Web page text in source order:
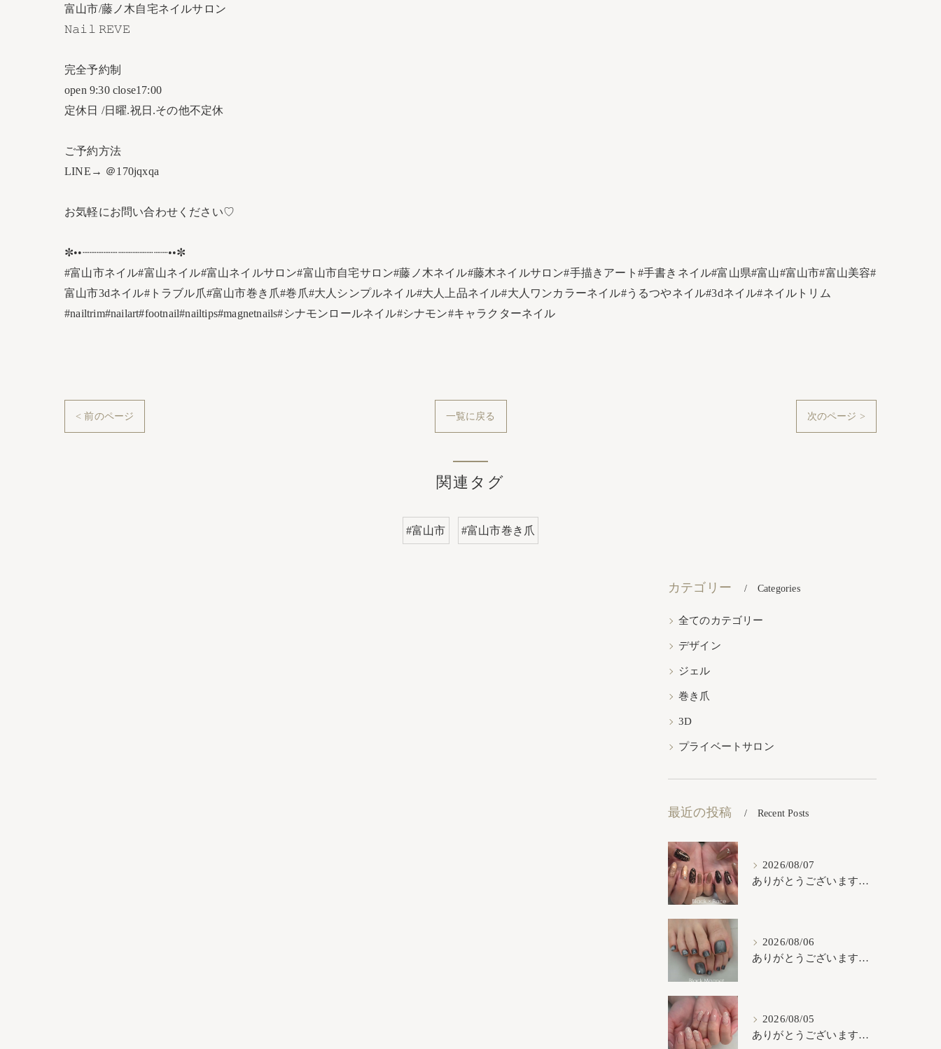
富山市/藤ノ木自宅ネイルサロン
𝙽𝚊𝚒𝚕 𝚁𝙴𝚅𝙴
完全予約制
open 9:30 close17:00
定休日 /日曜.祝日.その他不定休
ご予約方法
LINE→ ＠170jqxqa
お気軽にお問い合わせください♡
✼••┈┈┈┈┈┈┈┈┈┈┈┈••✼
#富山市ネイル#富山ネイル#富山ネイルサロン#富山市自宅サロン#藤ノ木ネイル#藤木ネイルサロン#手描きアート#手書きネイル#富山県#富山#富山市#富山美容#
富山市3dネイル#トラブル爪#富山市巻き爪#巻爪#大人シンプルネイル#大人上品ネイル#大人ワンカラーネイル#うるつやネイル#3dネイル#ネイルトリム
#nailtrim#nailart#footnail#nailtips#magnetnails#シナモンロールネイル#シナモン#キャラクターネイル
< 前のページ 一覧に戻る 次のページ >
関連タグ
#富山市 #富山市巻き爪
カテゴリー Categories
全てのカテゴリー
デザイン
ジェル
巻き爪
3D
プライベートサロン
最近の投稿 Recent Posts
2026/08/07
ありがとうございます𓂃𓈒𓏸︎︎︎︎
2026/08/06
ありがとうございます𓂃𓈒𓏸︎︎︎︎
2026/08/05
ありがとうございます𓂃𓈒𓏸︎︎︎︎